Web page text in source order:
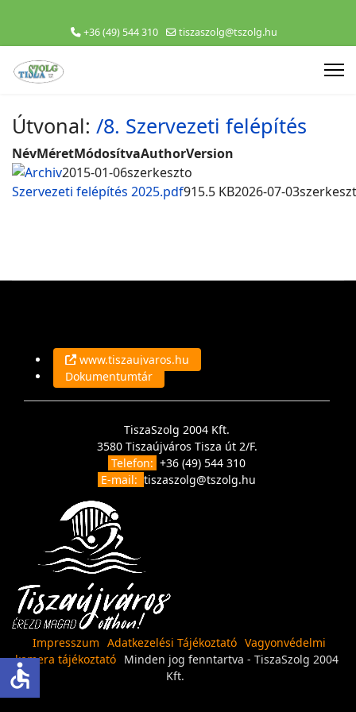
+36 (49) 544 310 tiszaszolg@tszolg.hu
Útvonal: /8. Szervezeti felépítés
NévMéretMódosítvaAuthorVersion
Archiv2015-01-06szerkeszto
Szervezeti felépítés 2025.pdf915.5 KB2026-07-03
www.tiszaujvaros.hu
Dokumentumtár
TiszaSzolg 2004 Kft.
3580 Tiszaújváros Tisza út 2/F.
Telefon: +36 (49) 544 310
E-mail: tiszaszolg@tszolg.hu
Impresszum Adatkezelési Tájékoztató Vagyonvédelmi
kamera tájékoztató Minden jog fenntartva - TiszaSzolg 2004
Kft.
accessible